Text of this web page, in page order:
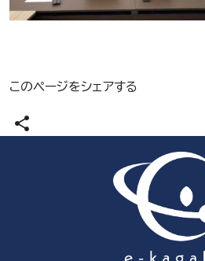
このページをシェアする
share